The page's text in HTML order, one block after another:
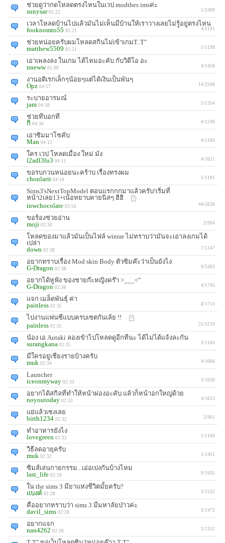
ช่วยดูว่ากดโหลดตรงไหนในเวป modthes imsค่ะ
sunysar 05:22 5/2499
เวลาโหลดบ้านไปแล้วมันไม่เห็นมีบ้านให้เราวางเลยไม่รู้อยู่ตรงไหน
fooknomto55 05:21 4/1191
ช่วยหน่อยครับผมโหลดสกินไม่เข้าเกมT..T"
matthew5509 05:21 1/1198
เอาเพลงลง ในเกม ได้ไหมอะคับ กับวิดีโอ อะ
nneww 05:08 4/1450
งานอดิเรกเล็กๆน้อยๆแต่ได้เงินเป็นพันๆ
Opz 04:57 14/2598
ระบายอารมณ์
jam 04:38 5/1354
ช่วยทีบอกที
กิ 04:36 4/1240
เอาซิมมาโชคับ
Man 04:12 4/1189
ใคร เวป โหลดเมื่อง ใหม่ มัง
l2adl3lu3 04:11 4/1621
ขอรบกวนหน่อยนะคร้าบ เรื่องทรงผม
chonlarit 04:10 5/1181
Sims3'sNextTopModel ตอนแรกกกมาแล้วครับ!เริ่มที่
หน้า2เลย13+เน้อหยาบคายนิสๆ ฮิฮิ
inwchocolate 03:50 44/5628
ขอร้องช่วยอ่าน
moji 02:38 2/984
โหลดของมาแล้วมันเป็นไฟล์ winrar ไม่ทราบว่ามันจะเอาลงเกมได้
เปล่า
down 02:38 7/1147
อยากทราบเรื่อง Mod skin Body ตัวซิมค๊ะว่าเป็นยังไง
G-Dragon 02:38 9/5303
อยากได้หูฟัง ของชายก๊ะหญิงคร๊า >___<"
G-Dragon 02:36 4/1745
แจก เมล็ดพันธุ์ ค่า
painless 02:35 8/1714
ไปงานแฟนซีแบบครบเซตกันเล้ย !!
painless 02:35 25/3219
น้อง เอ Autaki ลองเข้าไปโหลดดูอีกทีนะ ได้ไม่ได้แจ้งละกัน
surangkana 02:35 3/1184
มีใครอยู่เชียงรายบ้างครับ
muk 02:34 4/1006
Launcher
iceonmyway 02:33 3/1036
อยากได้สกิลที่ทำให้หน้าผ่องอะคับ แล้วก็หน้าอกใหญ่ด้วย
noyoutoday 02:33 4/1613
เเย่เเล้วเซงเลย
birth1234 02:32 2/961
ทำอาหารยังไง
lovegreen 02:32 1/1100
วิธีลดอายุครับ
muk 02:32 1/1451
ซิมส์เล่นกายกรรม...เอ่อเปงกันบ้างไหม
last_life 02:28 9/1935
ใน the sims 3 มียาแห่งชีวิตมั้ยครับ?
แบงค์ 02:28 3/1552
คืออยากทราบว่า sims 3 มีมหาลัยป่าวค่ะ
davil_sims 02:28 3/1472
อยากแจก
nan4262 02:28 2/1312